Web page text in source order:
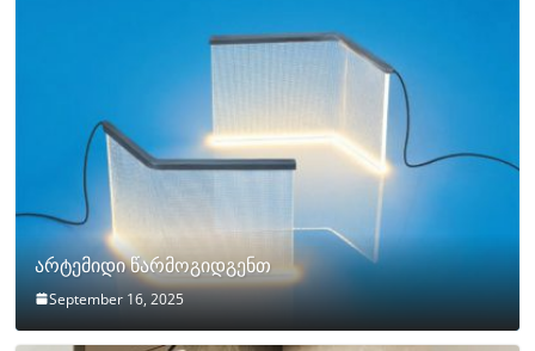
არტემიდი წარმოგიდგენთ
September 16, 2025